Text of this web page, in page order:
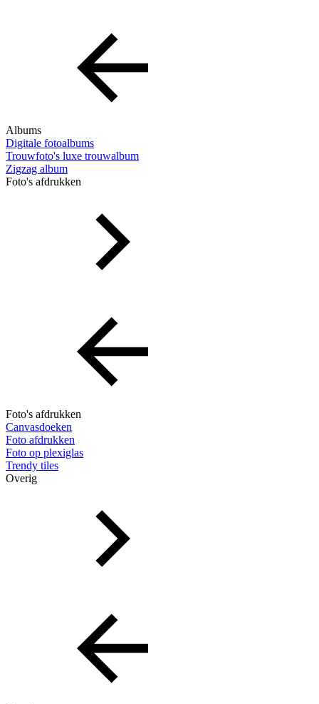
Albums
Digitale fotoalbums
Trouwfoto's luxe trouwalbum
Zigzag album
Foto's afdrukken
Foto's afdrukken
Canvasdoeken
Foto afdrukken
Foto op plexiglas
Trendy tiles
Overig